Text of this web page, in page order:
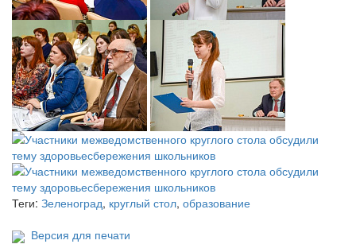
Теги: Зеленоград, круглый стол, образование
Версия для печати